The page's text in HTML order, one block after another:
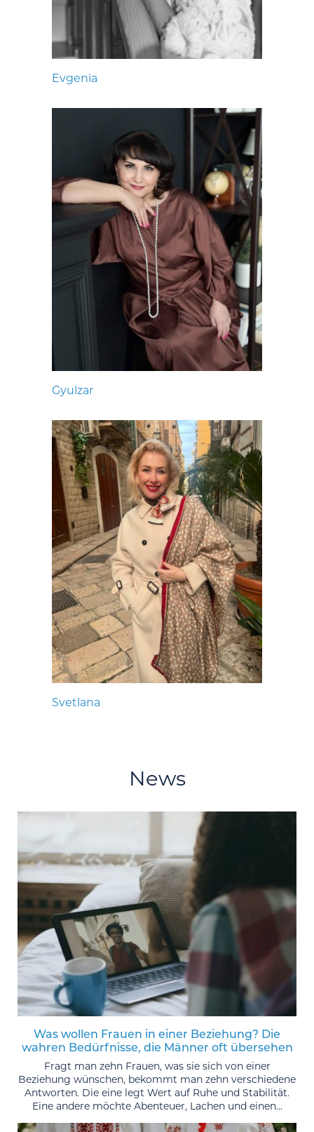
Evgenia
Gyulzar
Svetlana
News
Was wollen Frauen in einer Beziehung? Die
wahren Bedürfnisse, die Männer oft übersehen
Fragt man zehn Frauen, was sie sich von einer
Beziehung wünschen, bekommt man zehn verschiedene
Antworten. Die eine legt Wert auf Ruhe und Stabilität.
Eine andere möchte Abenteuer, Lachen und einen...